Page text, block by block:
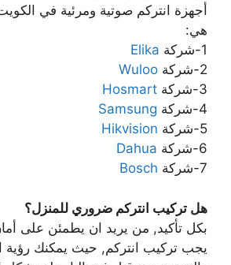
أجهزة انتركم صوتية ومرئية في
هي:
1-شركة
Elika
2-شركة
Wuloo
3-شركة
Hosmart
4-شركة
Samsung
5-شركة
Hikvision
6-شركة
Dahua
7-شركة
Bosch
هل تركيب انتركم ضروري للمنزل؟
بكل تأكيد, من يريد ان يطمئن على
يجب تركيب انتركم, حيث يمكنك رؤية